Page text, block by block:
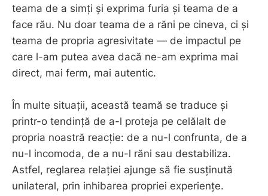
teama de a simți și exprima furia și teama de a
face rău. Nu doar teama de a răni pe cineva, ci și
teama de propria agresivitate — de impactul pe
care l-am putea avea dacă ne-am exprima mai
direct, mai ferm, mai autentic.
În multe situații, această teamă se traduce și
printr-o tendință de a-l proteja pe celălalt de
propria noastră reacție: de a nu-l confrunta, de a
nu-l incomoda, de a nu-l răni sau destabiliza.
Astfel, reglarea relației ajunge să fie susținută
unilateral, prin inhibarea propriei experiențe.